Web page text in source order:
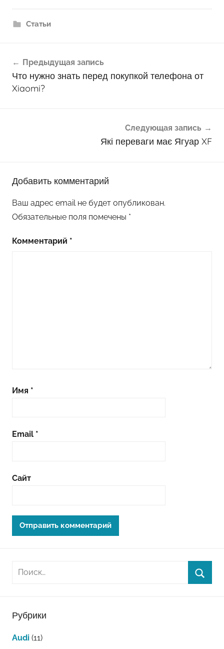
Статьи
по
записям
Предыдущая запись
Что нужно знать перед покупкой телефона от
Xiaomi?
Следующая запись
Які переваги має Ягуар XF
Добавить комментарий
Ваш адрес email не будет опубликован.
Обязательные поля помечены *
Комментарий *
Имя *
Email *
Сайт
Рубрики
Audi (11)